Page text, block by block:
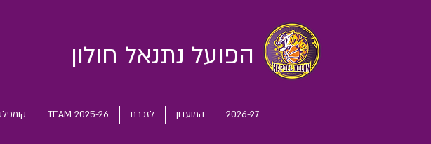
הפועל נתנאל חולון
2026-27 המועדון לזכרם TEAM 2025-26